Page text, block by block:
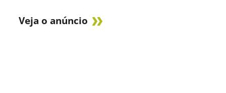
Veja o anúncio